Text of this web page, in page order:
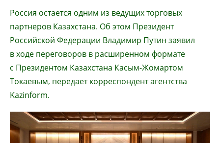
Россия остается одним из ведущих торговых
партнеров Казахстана. Об этом Президент
Российской Федерации Владимир Путин заявил
в ходе переговоров в расширенном формате
с Президентом Казахстана Касым-Жомартом
Токаевым, передает корреспондент агентства
Kazinform.